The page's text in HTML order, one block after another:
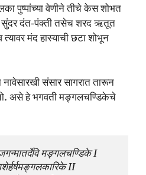
पुष्पांच्या वेणीने तीचे केस शोभत
सुंदर दंत-पंक्ती तसेच शरद ऋतूत
मंद हास्याची छटा शोभून
नावेसारखी संसार सागरात तारून
असे हे भगवती मङ्गलचण्डिकेचे
मङ्गलचण्डिके I
II